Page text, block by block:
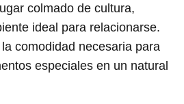
colmado de cultura,
ideal para relacionarse.
comodidad necesaria para
especiales en un natural